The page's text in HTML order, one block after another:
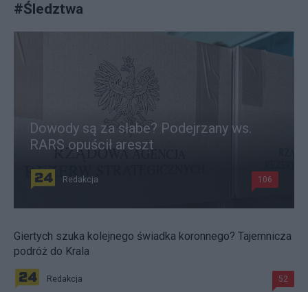
#Śledztwa
Dowody są za słabe? Podejrzany ws.
RARS opuścił areszt
Redakcja 106
Giertych szuka kolejnego świadka koronnego? Tajemnicza
podróż do Krala
Redakcja 52